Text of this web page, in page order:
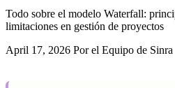
Todo sobre el modelo Waterfall:
limitaciones en gestión de proyectos
April 17, 2026 Por el Equipo de Sinra